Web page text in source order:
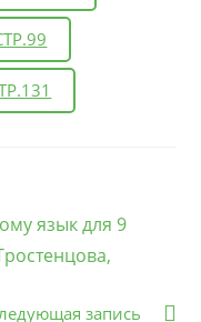
язык для 9
запись